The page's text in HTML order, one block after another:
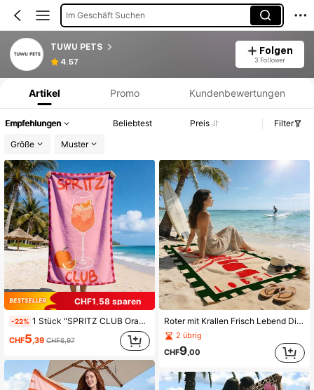
Im Geschäft Suchen
TUWU PETS
4.57
Folgen
3 Follower
Produktinformation: Preisangabe, Verkaufs- und Lagerbestandsdetails.
Artikel Promo Kundenbewertungen
Empfehlungen Beliebtest Preis
Filter
Größe
Muster
CHF1,58 sparen
-22% 1 Stück "SPRITZ CLUB Orange Cocktail Sommer Illustration" Strandtuch | Schnelltrocknend, super weich Polyesterfaser | Multifunktional für Yoga, Reisen, Schwimmen, Camping, Fitness, Badetuch, Decke, Picknick-Matte | Beste Wahl für Strandurlaub | Maschinenwaschbar | 2D flach | Süßer energetischer Sommerferienstil für Mädchen | Das beste Geschenk für Atmosphäre-liebende Lifestyle-Enthusiasten.
CHF5,39 CHF6,97
Roter mit Krallen Frisch Lebend Digital Hochauflösend Bedrucktes Strandtuch, geeignet für den Sommergebrauch. Dieses ultraweiche, Mikrofaser Strandbadetuch ist groß, hochsaugfähig, schnelltrocknend und perfekt für Reisen, Camping und Sommerurlaub. Es kann auch als Stranddecke verwendet werden. Ideales Geschenk für Weihnachten, Halloween, Thanksgiving, Valentinstag, Ostern, Frühling, Sommer und Geburtstage
2 übrig
CHF9,00